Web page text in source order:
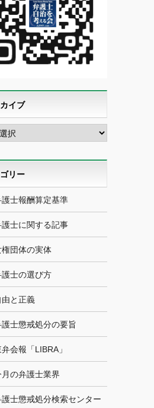
イブ
リー
護士報酬算定基準
護士に関する記事
権団体の実体
護士の選び方
由と正義
護士懲戒処分の要旨
会報「LIBRA」
月の弁護士業界
護士懲戒処分検索センター